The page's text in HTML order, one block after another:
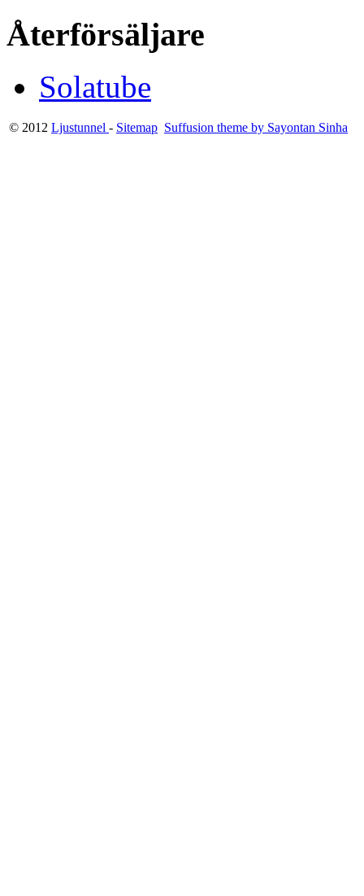
Återförsäljare
Solatube
© 2012 Ljustunnel - Sitemap Suffusion theme by Sayontan Sinha